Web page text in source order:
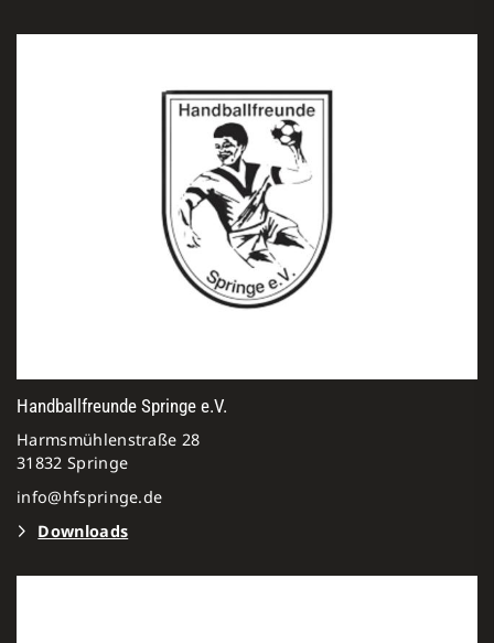
Handballfreunde Springe e.V.
Harmsmühlenstraße 28
31832 Springe
info@hfspringe.de
Downloads